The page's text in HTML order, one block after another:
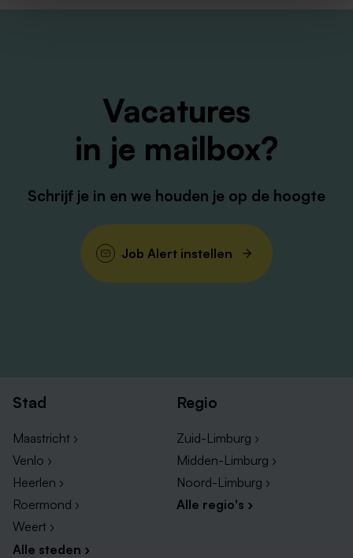
Vacatures
in je mailbox?
Schrijf je in en we houden je op de hoogte
Job Alert instellen
Stad
Maastricht ›
Venlo ›
Heerlen ›
Roermond ›
Weert ›
Alle steden ›
Regio
Zuid-Limburg ›
Midden-Limburg ›
Noord-Limburg ›
Alle regio's ›